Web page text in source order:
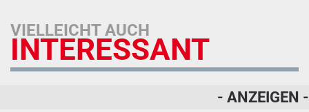
VIELLEICHT AUCH
INTERESSANT
- ANZEIGEN -